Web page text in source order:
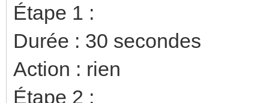
Étape 1 :
Durée : 30 secondes
Action : rien
Étape 2 :